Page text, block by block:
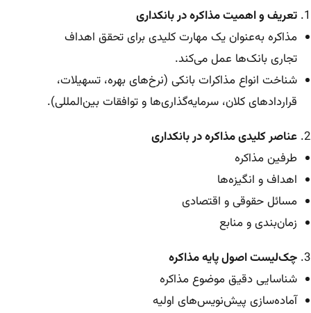
تعریف و اهمیت مذاکره در بانکداری
مذاکره به‌عنوان یک مهارت کلیدی برای تحقق اهداف
تجاری بانک‌ها عمل می‌کند.
شناخت انواع مذاکرات بانکی (نرخ‌های بهره، تسهیلات،
قراردادهای کلان، سرمایه‌گذاری‌ها و توافقات بین‌المللی).
عناصر کلیدی مذاکره در بانکداری
طرفین مذاکره
اهداف و انگیزه‌ها
مسائل حقوقی و اقتصادی
زمان‌بندی و منابع
چک‌لیست اصول پایه مذاکره
شناسایی دقیق موضوع مذاکره
آماده‌سازی پیش‌نویس‌های اولیه